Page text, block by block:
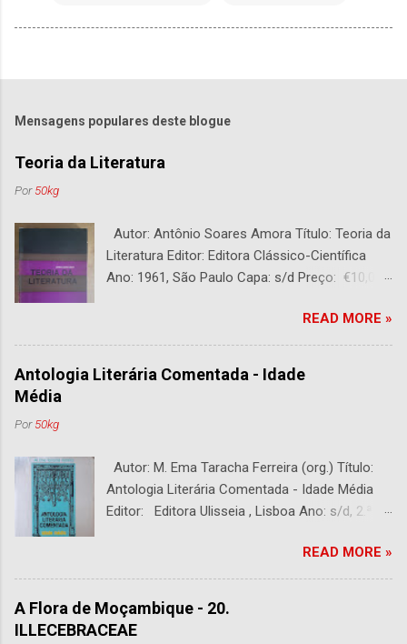
Mensagens populares deste blogue
Teoria da Literatura
Por50kg
Autor: Antônio Soares Amora Título: Teoria da
Literatura Editor: Editora Clássico-Científica
Ano: 1961, São Paulo Capa: s/d Preço: €10,00
READ MORE »
Antologia Literária Comentada - Idade
Média
Por50kg
Autor: M. Ema Taracha Ferreira (org.) Título:
Antologia Literária Comentada - Idade Média
Editor: Editora Ulisseia , Lisboa Ano: s/d, 2.ª
Com alguns sublinhados a lapiseira. Usado.
Com 252 páginas.
READ MORE »
A Flora de Moçambique - 20.
ILLECEBRACEAE